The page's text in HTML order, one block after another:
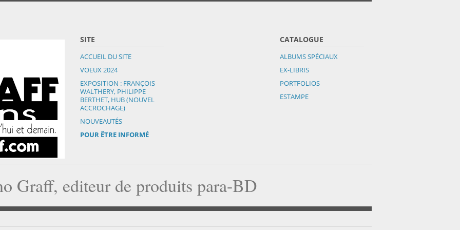
SITE
ACCUEIL DU SITE
VOEUX 2024
EXPOSITION : FRANÇOIS
WALTHERY, PHILIPPE
BERTHET, HUB (NOUVEL
ACCROCHAGE)
NOUVEAUTÉS
POUR ÊTRE INFORMÉ
CATALOGUE
ALBUMS SPÉCIAUX
EX-LIBRIS
PORTFOLIOS
ESTAMPE
Graff, editeur de produits para-BD